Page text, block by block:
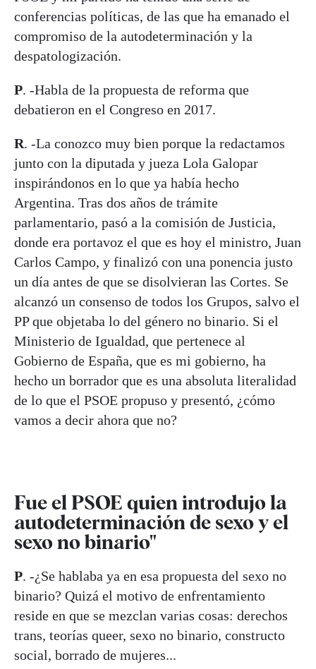
conferencias políticas, de las que ha emanado el
compromiso de la autodeterminación y la
despatologización.
P. -Habla de la propuesta de reforma que
debatieron en el Congreso en 2017.
R. -La conozco muy bien porque la redactamos
junto con la diputada y jueza Lola Galopar
inspirándonos en lo que ya había hecho
Argentina. Tras dos años de trámite
parlamentario, pasó a la comisión de Justicia,
donde era portavoz el que es hoy el ministro, Juan
Carlos Campo, y finalizó con una ponencia justo
un día antes de que se disolvieran las Cortes. Se
alcanzó un consenso de todos los Grupos, salvo el
PP que objetaba lo del género no binario. Si el
Ministerio de Igualdad, que pertenece al
Gobierno de España, que es mi gobierno, ha
hecho un borrador que es una absoluta literalidad
de lo que el PSOE propuso y presentó, ¿cómo
vamos a decir ahora que no?
Fue el PSOE quien introdujo la
autodeterminación de sexo y el
sexo no binario"
P. -¿Se hablaba ya en esa propuesta del sexo no
binario? Quizá el motivo de enfrentamiento
reside en que se mezclan varias cosas: derechos
trans, teorías queer, sexo no binario, constructo
social, borrado de mujeres...